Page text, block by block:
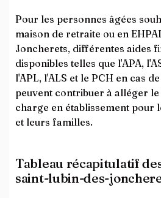
Pour les personnes âgées
maison de retraite ou en
Joncherets, différentes aides
disponibles telles que l'APA,
l'APL, l'ALS et le PCH en cas
peuvent contribuer à alléger
charge en établissement pour
et leurs familles.
Tableau récapitulatif
saint-lubin-des-